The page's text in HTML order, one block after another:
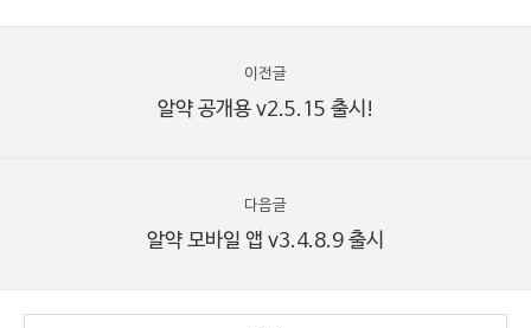
이전글
알약 공개용 v2.5.15 출시!
다음글
알약 모바일 앱 v3.4.8.9 출시